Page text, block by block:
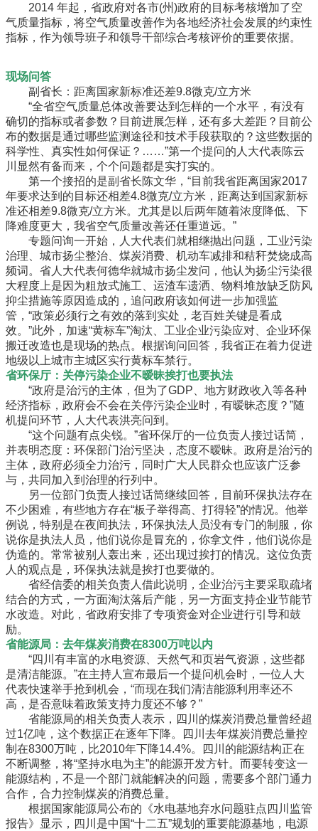
2014 年起，省政府对各市(州)政府的目标考核增加了空
气质量指标，将空气质量改善作为各地经济社会发展的约束性
指标，作为领导班子和领导干部综合考核评价的重要依据。
现场问答
副省长：距离国家新标准还差9.8微克/立方米
“全省空气质量总体改善要达到怎样的一个水平，有没有
确切的指标或者参数？目前进展怎样，还有多大差距？目前公
布的数据是通过哪些监测途径和技术手段获取的？这些数据的
科学性、真实性如何保证？……”第一个提问的人大代表陈云
川显然有备而来，个个问题都是实打实的。
第一个接招的是副省长陈文华，“目前我省距离国家2017
年要求达到的目标还相差4.8微克/立方米，距离达到国家新标
准还相差9.8微克/立方米。尤其是以后两年随着浓度降低、下
降难度更大，我省空气质量改善还任重道远。”
专题问询一开始，人大代表们就相继抛出问题，工业污染
治理、城市扬尘整治、煤炭消费、机动车减排和秸秆焚烧成高
频词。省人大代表何德华就城市扬尘发问，他认为扬尘污染很
大程度上是因为粗放式施工、运渣车遗洒、物料堆放缺乏防风
抑尘措施等原因造成的，追问政府该如何进一步加强监
管，“政策必须行之有效的落到实处，老百姓关键是看成
效。”此外，加速“黄标车”淘汰、工业企业污染应对、企业环保
搬迁改造也是现场的热点。根据询问回答，我省正在着力促进
地级以上城市主城区实行黄标车禁行。
省环保厅：关停污染企业不暧昧挨打也要执法
“政府是治污的主体，但为了GDP、地方财政收入等各种
经济指标，政府会不会在关停污染企业时，有暧昧态度？”随
机提问环节，人大代表洪亮问到。
“这个问题有点尖锐。”省环保厅的一位负责人接过话筒，
并表明态度：环保部门治污坚决，态度不暧昧。政府是治污的
主体，政府必须全力治污，同时广大人民群众也应该广泛参
与，共同加入到治理的行列中。
另一位部门负责人接过话筒继续回答，目前环保执法存在
不少困难，有些地方存在“板子举得高、打得轻”的情况。他举
例说，特别是在夜间执法，环保执法人员没有专门的制服，你
说你是执法人员，他们说你是冒充的，你拿文件，他们说你是
伪造的。常常被别人轰出来，还出现过挨打的情况。这位负责
人的观点是，环保执法就是挨打也要做的。
省经信委的相关负责人借此说明，企业治污主要采取疏堵
结合的方式，一方面淘汰落后产能，另一方面支持企业节能节
水改造。对此，省政府安排了专项资金对企业进行引导和鼓
励。
省能源局：去年煤炭消费在8300万吨以内
“四川有丰富的水电资源、天然气和页岩气资源，这些都
是清洁能源。”在主持人宣布最后一个提问机会时，一位人大
代表快速举手抢到机会，“而现在我们清洁能源利用率还不
高，是否意味着政策支持力度还不够？”
省能源局的相关负责人表示，四川的煤炭消费总量曾经超
过1亿吨，这个数据正在逐年下降。四川去年煤炭消费总量控
制在8300万吨，比2010年下降14.4%。四川的能源结构正在
不断调整，将“坚持水电为主”的能源开发方针。而要转变这一
能源结构，不是一个部门就能解决的问题，需要多个部门通力
合作，合力控制煤炭的消费总量。
根据国家能源局公布的《水电基地弃水问题驻点四川监管
报告》显示，四川是中国“十二五”规划的重要能源基地，电源